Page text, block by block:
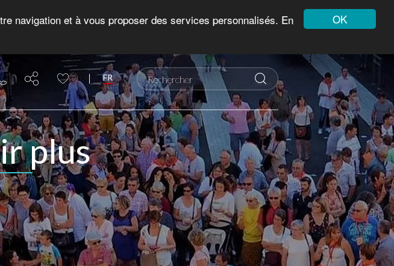
OK
navigation et à vous proposer des services personnalisés. En
FR
plus